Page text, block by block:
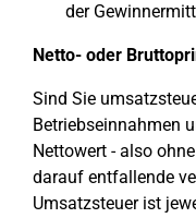
der
Netto- oder
Sind Sie
Betriebseinnahmen
Nettowert - also
darauf entfallende
Umsatzsteuer ist